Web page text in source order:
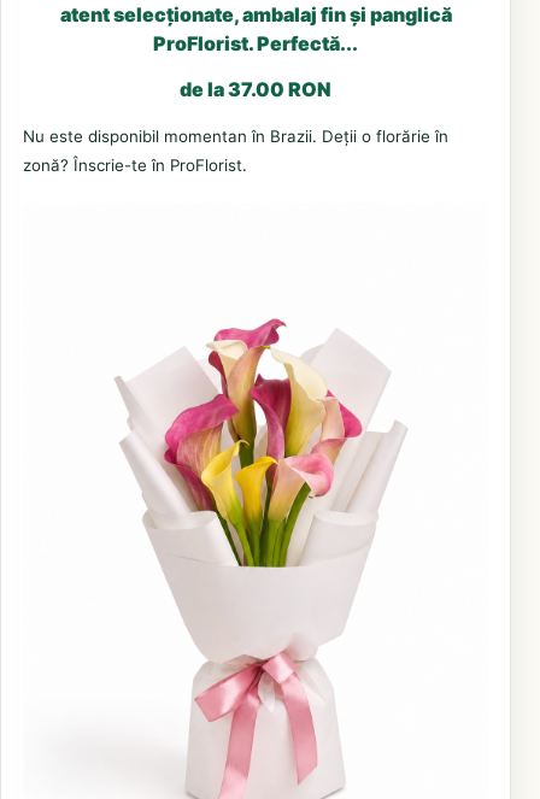
atent selecționate, ambalaj fin și panglică
ProFlorist. Perfectă...
de la 37.00 RON
Nu este disponibil momentan în Brazii. Deții o florărie în
zonă? Înscrie-te în ProFlorist.